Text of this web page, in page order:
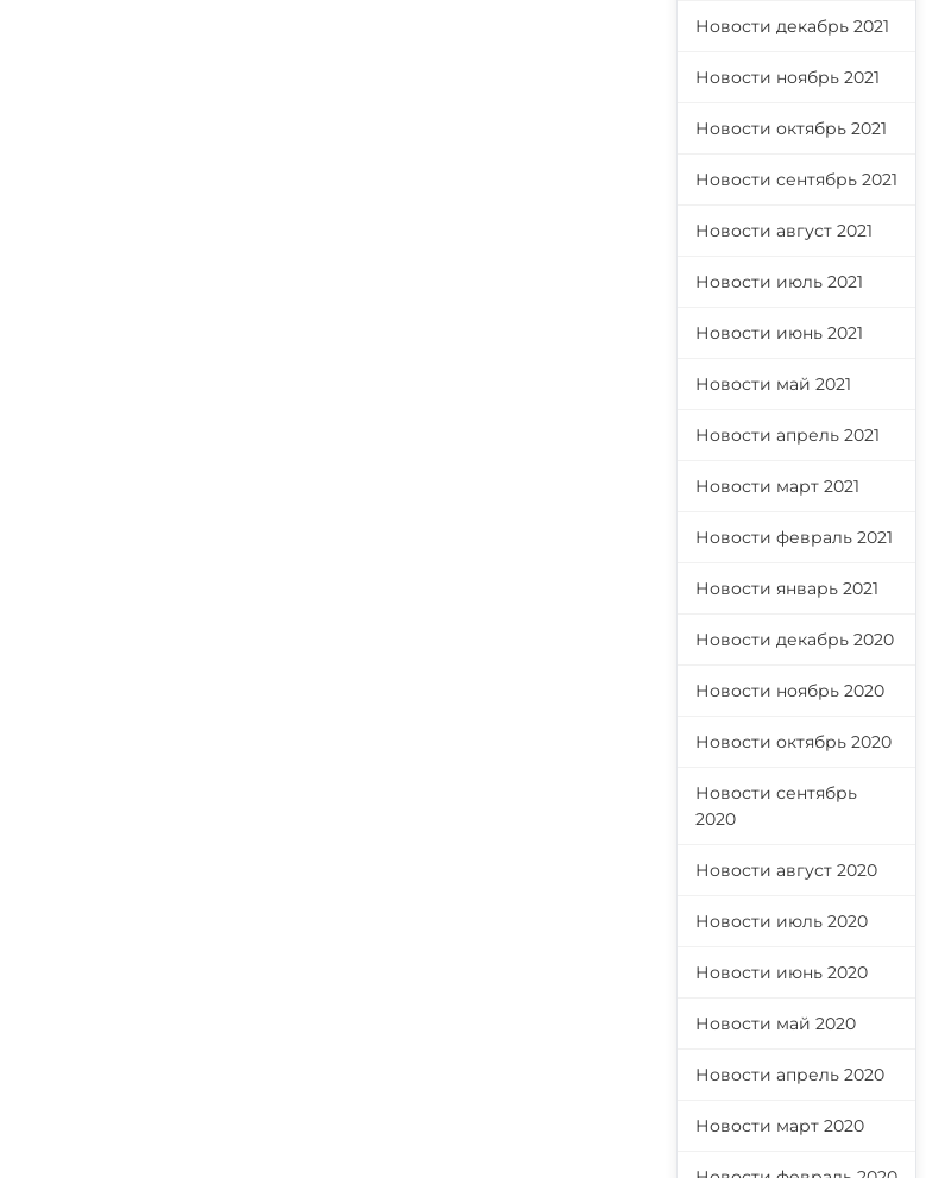
Новости декабрь 2021
Новости ноябрь 2021
Новости октябрь 2021
Новости сентябрь 2021
Новости август 2021
Новости июль 2021
Новости июнь 2021
Новости май 2021
Новости апрель 2021
Новости март 2021
Новости февраль 2021
Новости январь 2021
Новости декабрь 2020
Новости ноябрь 2020
Новости октябрь 2020
Новости сентябрь
2020
Новости август 2020
Новости июль 2020
Новости июнь 2020
Новости май 2020
Новости апрель 2020
Новости март 2020